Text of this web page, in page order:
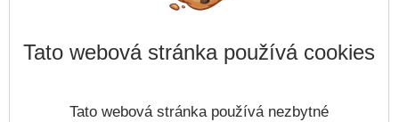
Tato webová stránka používá cookies
Tato webová stránka používá nezbytné